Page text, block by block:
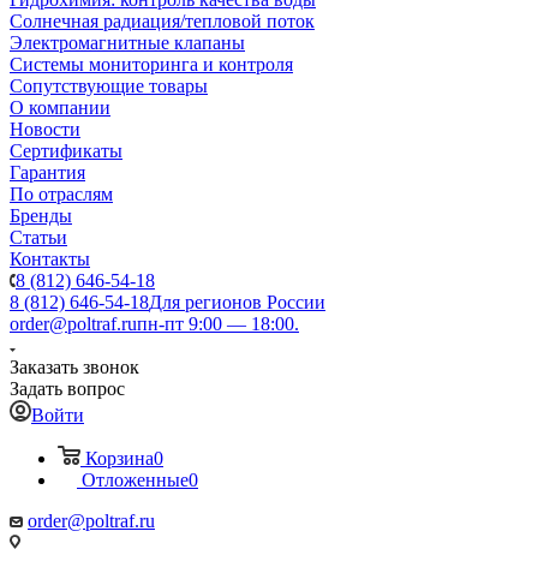
Солнечная радиация/тепловой поток
Электромагнитные клапаны
Системы мониторинга и контроля
Сопутствующие товары
О компании
Новости
Сертификаты
Гарантия
По отраслям
Бренды
Статьи
Контакты
8 (812) 646-54-18
8 (812) 646-54-18Для регионов России
order@poltraf.ruпн-пт 9:00 — 18:00.
Заказать звонок
Задать вопрос
Войти
Корзина0
Отложенные0
order@poltraf.ru